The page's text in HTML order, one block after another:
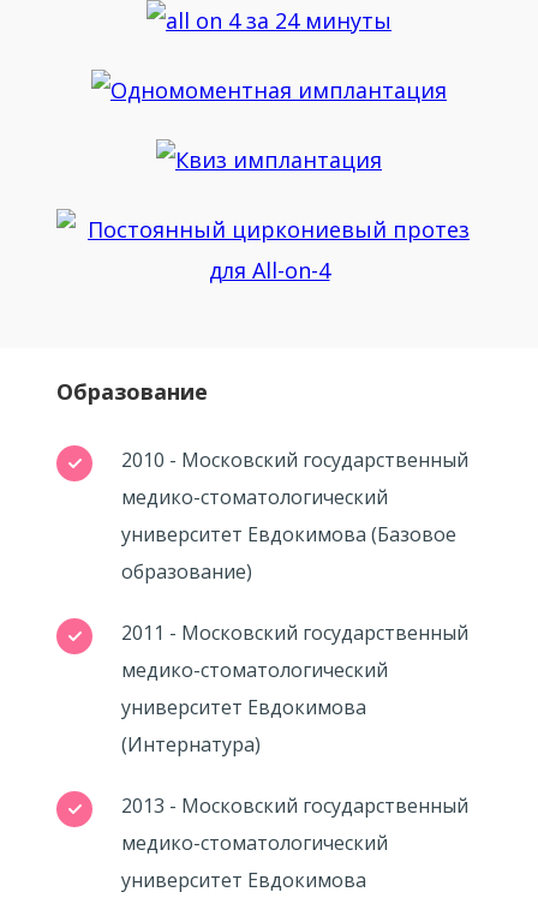
Образование
2010 - Московский государственный
медико-стоматологический
университет Евдокимова (Базовое
образование)
2011 - Московский государственный
медико-стоматологический
университет Евдокимова
(Интернатура)
2013 - Московский государственный
медико-стоматологический
университет Евдокимова